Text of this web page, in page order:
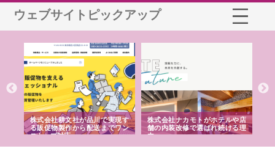
ウェブサイトピックアップ
株式会社耕文社が品川で実現す
る販促物製作から配送までワン
ストップ対応
株式会社ナカモトがホテルや店
舗の内装改修で選ばれ続ける理
由